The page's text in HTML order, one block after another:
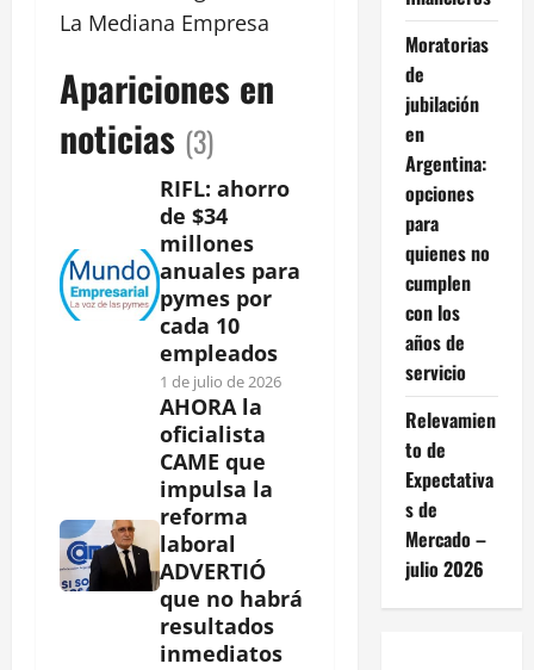
La Mediana Empresa
Apariciones en
noticias (3)
RIFL: ahorro
de $34
millones
anuales para
pymes por
cada 10
empleados
1 de julio de 2026
AHORA la
oficialista
CAME que
impulsa la
reforma
laboral
ADVERTIÓ
que no habrá
resultados
inmediatos
Moratorias
de
jubilación
en
Argentina:
opciones
para
quienes no
cumplen
con los
años de
servicio
Relevamien
to de
Expectativa
s de
Mercado –
julio 2026